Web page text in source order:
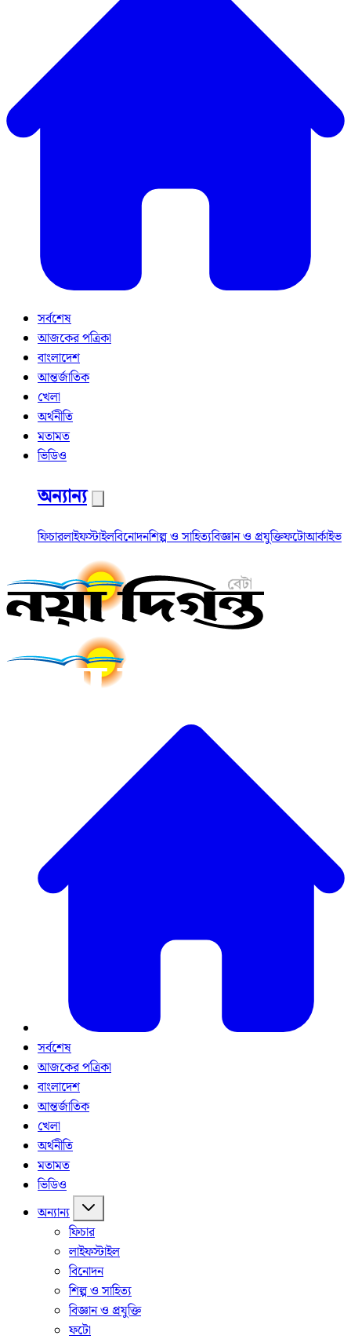
সর্বশেষ
আজকের পত্রিকা
বাংলাদেশ
আন্তর্জাতিক
খেলা
অর্থনীতি
মতামত
ভিডিও
অন্যান্য
ফিচারলাইফস্টাইলবিনোদনশিল্প ও সাহিত্যবিজ্ঞান ও প্রযুক্তিফটোআর্কাইভ
সর্বশেষ
আজকের পত্রিকা
বাংলাদেশ
আন্তর্জাতিক
খেলা
অর্থনীতি
মতামত
ভিডিও
অন্যান্য
ফিচার
লাইফস্টাইল
বিনোদন
শিল্প ও সাহিত্য
বিজ্ঞান ও প্রযুক্তি
ফটো